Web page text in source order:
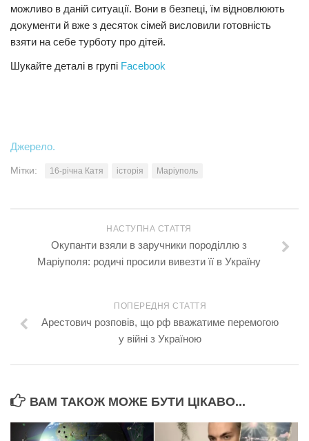
можливо в даній ситуації. Вони в безпеці, їм відновлюють
документи й вже з десяток сімей висловили готовність
взяти на себе турботу про дітей.
Шукайте деталі в групі Facebook
Джерело.
Мітки: 16-річна Катя історія Маріуполь
НАСТУПНА СТАТТЯ
Окупанти взяли в заручники породіллю з
Маріуполя: родичі просили вивезти її в Україну
ПОПЕРЕДНЯ СТАТТЯ
Арестович розповів, що рф вважатиме перемогою
у війні з Україною
ВАМ ТАКОЖ МОЖЕ БУТИ ЦІКАВО...